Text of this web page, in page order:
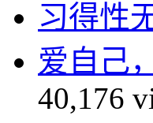
习得性
爱自己
40,176